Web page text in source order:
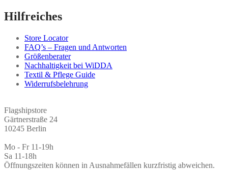
Hilfreiches
Store Locator
FAQ’s – Fragen und Antworten
Größenberater
Nachhaltigkeit bei WiDDA
Textil & Pflege Guide
Widerrufsbelehrung
Flagshipstore
Gärtnerstraße 24
10245 Berlin
Mo - Fr 11-19h
Sa 11-18h
Öffnungszeiten können in Ausnahmefällen kurzfristig abweichen.